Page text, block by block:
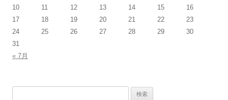
« 7月
10
11 12 13 14 15
16
17
18 19 20 21 22
23
24
25 26 27 28 29
30
31